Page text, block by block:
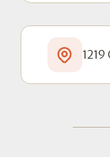
1219